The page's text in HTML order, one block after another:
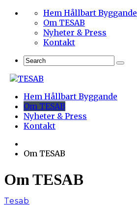
Hem Hållbart Byggande
Om TESAB
Nyheter & Press
Kontakt
Hem Hållbart Byggande
Om TESAB
Nyheter & Press
Kontakt
Om TESAB
Om TESAB
Tesab